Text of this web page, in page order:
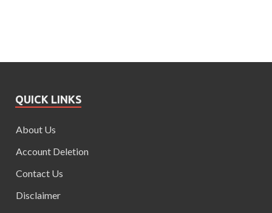
QUICK LINKS
About Us
Account Deletion
Contact Us
Disclaimer